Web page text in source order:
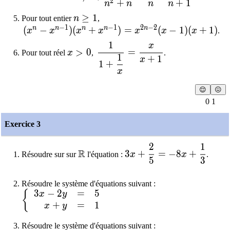
n + n n n + 1
Pour tout entiern\geq1
n ≥ 1,
\,(x^n-x^{n-1})(x^n+x^{n-1})=x^{2n-2}(x-
(xn − xn−1)(xn + xn−1) = x2n−2(x − 1)(x + 1).
Pour tout réel x > 0
x > 0,
1 +
x
1
1
=
x + 1
x
.
😌 😖
0 1
Exercice 3
Résoudre sur sur\mathbb{R}
R l'équation : 3x+\dfrac{2}{5} = -
3x +
5
2
= −8x +
3
1
.
Résoudre le système d'équations suivant :
\left\{ \begin{array}{rcl} 3x - 2y & = & 5 \\
{ 3x − 2y
x + y
=
=
5
1
Résoudre le système d'équations suivant :